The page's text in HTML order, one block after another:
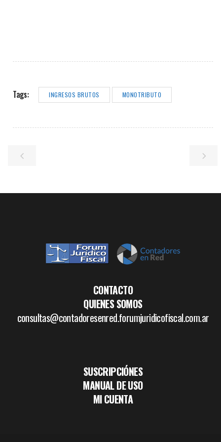
Tags: INGRESOS BRUTOS MONOTRIBUTO
CONTACTO
QUIENES SOMOS
consultas@contadoresenred.forumjuridicofiscal.com.ar
SUSCRIPCIÓNES
MANUAL DE USO
MI CUENTA